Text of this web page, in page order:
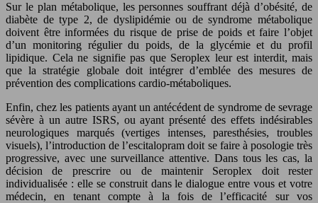
Sur le plan métabolique, les personnes souffrant déjà d’obésité, de
diabète de type 2, de dyslipidémie ou de syndrome métabolique
doivent être informées du risque de prise de poids et faire l’objet
d’un monitoring régulier du poids, de la glycémie et du profil
lipidique. Cela ne signifie pas que Seroplex leur est interdit, mais
que la stratégie globale doit intégrer d’emblée des mesures de
prévention des complications cardio‑métaboliques.
Enfin, chez les patients ayant un antécédent de syndrome de sevrage
sévère à un autre ISRS, ou ayant présenté des effets indésirables
neurologiques marqués (vertiges intenses, paresthésies, troubles
visuels), l’introduction de l’escitalopram doit se faire à posologie très
progressive, avec une surveillance attentive. Dans tous les cas, la
décision de prescrire ou de maintenir Seroplex doit rester
individualisée : elle se construit dans le dialogue entre vous et votre
médecin, en tenant compte à la fois de l’efficacité sur vos